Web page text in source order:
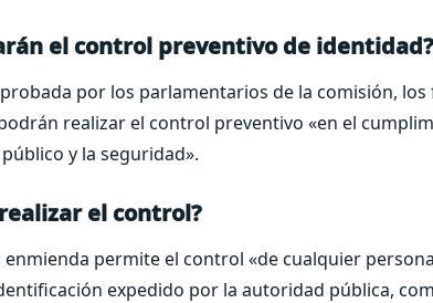
el control preventivo de identidad?
por los parlamentarios de la comisión,
realizar el control preventivo «en el
y la seguridad».
el control?
enmienda permite el control «de cualquier
expedido por la autoridad pública,